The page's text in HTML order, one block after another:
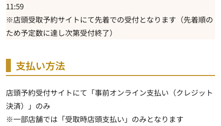
11:59
※店頭受取予約サイトにて先着での受付となります（先着順の
ため予定数に達し次第受付終了）
支払い方法
店頭予約受付サイトにて「事前オンライン支払い（クレジット
決済）」のみ
※一部店舗では「受取時店頭支払い」のみとなります